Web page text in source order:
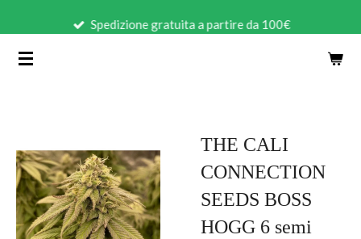
contenuto
Spedizione gratuita a partire da 100€
THE CALI
CONNECTION
SEEDS BOSS
HOGG 6 semi